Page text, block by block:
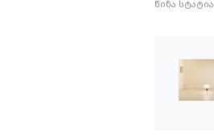
წინა სტატია